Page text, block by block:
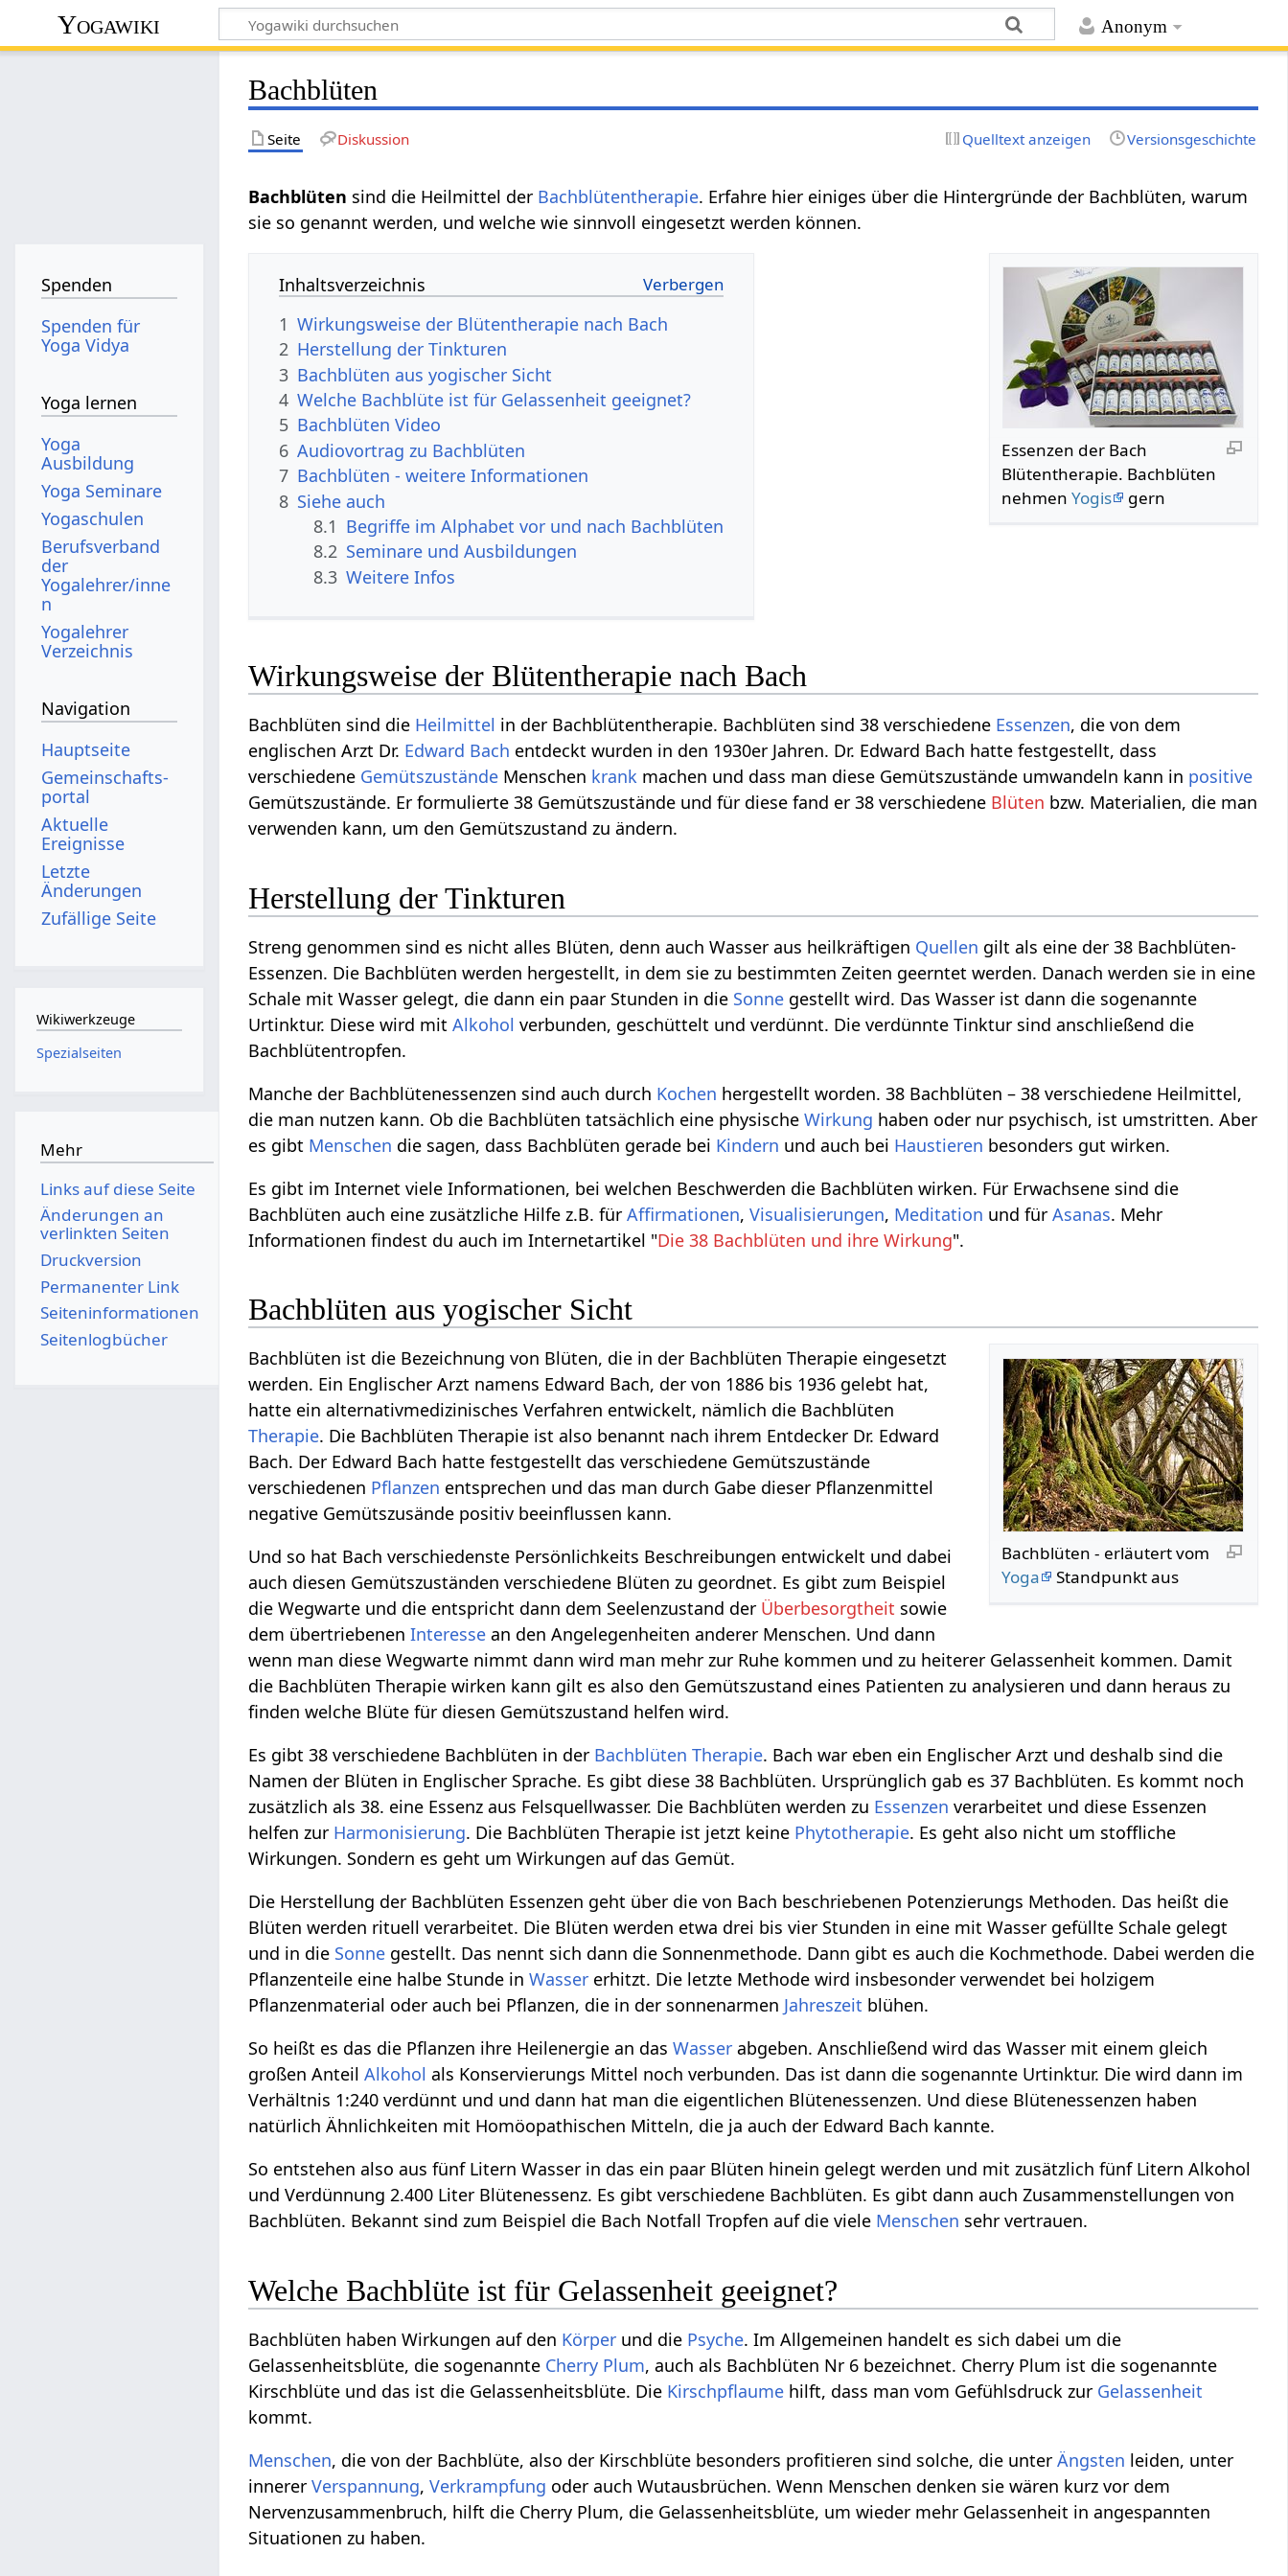
Anonym
Yogawiki
Bachblüten
Seite Diskussion Quelltext anzeigen Versionsgeschichte
Bachblüten sind die Heilmittel der Bachblütentherapie. Erfahre hier einiges über die Hintergründe der Bachblüten, warum
sie so genannt werden, und welche wie sinnvoll eingesetzt werden können.
Essenzen der Bach
Blütentherapie. Bachblüten
nehmenYogis gern
Inhaltsverzeichnis
1 Wirkungsweise der Blütentherapie nach Bach
2 Herstellung der Tinkturen
3 Bachblüten aus yogischer Sicht
4 Welche Bachblüte ist für Gelassenheit geeignet?
5 Bachblüten Video
6 Audiovortrag zu Bachblüten
7 Bachblüten - weitere Informationen
8 Siehe auch
8.1 Begriffe im Alphabet vor und nach Bachblüten
8.2 Seminare und Ausbildungen
8.3 Weitere Infos
Wirkungsweise der Blütentherapie nach Bach
Bachblüten sind die Heilmittel in der Bachblütentherapie. Bachblüten sind 38 verschiedene Essenzen, die von dem
englischen Arzt Dr. Edward Bach entdeckt wurden in den 1930er Jahren. Dr. Edward Bach hatte festgestellt, dass
verschiedene Gemütszustände Menschen krank machen und dass man diese Gemütszustände umwandeln kann in positive
Gemütszustände. Er formulierte 38 Gemütszustände und für diese fand er 38 verschiedene Blüten bzw. Materialien, die man
verwenden kann, um den Gemütszustand zu ändern.
Herstellung der Tinkturen
Streng genommen sind es nicht alles Blüten, denn auch Wasser aus heilkräftigen Quellen gilt als eine der 38 Bachblüten-
Essenzen. Die Bachblüten werden hergestellt, in dem sie zu bestimmten Zeiten geerntet werden. Danach werden sie in eine
Schale mit Wasser gelegt, die dann ein paar Stunden in die Sonne gestellt wird. Das Wasser ist dann die sogenannte
Urtinktur. Diese wird mitAlkohol verbunden, geschüttelt und verdünnt. Die verdünnte Tinktur sind anschließend die
Bachblütentropfen.
Manche der Bachblütenessenzen sind auch durch Kochen hergestellt worden. 38 Bachblüten – 38 verschiedene Heilmittel,
die man nutzen kann. Ob die Bachblüten tatsächlich eine physischeWirkung haben oder nur psychisch, ist umstritten. Aber
es gibt Menschen die sagen, dass Bachblüten gerade bei Kindern und auch bei Haustieren besonders gut wirken.
Es gibt im Internet viele Informationen, bei welchen Beschwerden die Bachblüten wirken. Für Erwachsene sind die
Bachblüten auch eine zusätzliche Hilfe z.B. fürAffirmationen,Visualisierungen, Meditation und fürAsanas. Mehr
Informationen findest du auch im Internetartikel "Die 38 Bachblüten und ihre Wirkung".
Bachblüten aus yogischer Sicht
Bachblüten - erläutert vom
Yoga
Standpunkt aus
Bachblüten ist die Bezeichnung von Blüten, die in der Bachblüten Therapie eingesetzt
werden. Ein Englischer Arzt namens Edward Bach, der von 1886 bis 1936 gelebt hat,
hatte ein alternativmedizinisches Verfahren entwickelt, nämlich die Bachblüten
Therapie. Die Bachblüten Therapie ist also benannt nach ihrem Entdecker Dr. Edward
Bach. Der Edward Bach hatte festgestellt das verschiedene Gemütszustände
verschiedenen Pflanzen entsprechen und das man durch Gabe dieser Pflanzenmittel
negative Gemütszusände positiv beeinflussen kann.
Und so hat Bach verschiedenste Persönlichkeits Beschreibungen entwickelt und dabei
auch diesen Gemütszuständen verschiedene Blüten zu geordnet. Es gibt zum Beispiel
die Wegwarte und die entspricht dann dem Seelenzustand der Überbesorgtheit sowie
dem übertriebenenInteresse an den Angelegenheiten anderer Menschen. Und dann
wenn man diese Wegwarte nimmt dann wird man mehr zur Ruhe kommen und zu heiterer Gelassenheit kommen. Damit
die Bachblüten Therapie wirken kann gilt es also den Gemütszustand eines Patienten zu analysieren und dann heraus zu
finden welche Blüte für diesen Gemütszustand helfen wird.
Es gibt 38 verschiedene Bachblüten in der Bachblüten Therapie. Bach war eben ein Englischer Arzt und deshalb sind die
Namen der Blüten in Englischer Sprache. Es gibt diese 38 Bachblüten. Ursprünglich gab es 37 Bachblüten. Es kommt noch
zusätzlich als 38. eine Essenz aus Felsquellwasser. Die Bachblüten werden zu Essenzen verarbeitet und diese Essenzen
helfen zur Harmonisierung. Die Bachblüten Therapie ist jetzt keine Phytotherapie. Es geht also nicht um stoffliche
Wirkungen. Sondern es geht um Wirkungen auf das Gemüt.
Die Herstellung der Bachblüten Essenzen geht über die von Bach beschriebenen Potenzierungs Methoden. Das heißt die
Blüten werden rituell verarbeitet. Die Blüten werden etwa drei bis vier Stunden in eine mit Wasser gefüllte Schale gelegt
und in die Sonne gestellt. Das nennt sich dann die Sonnenmethode. Dann gibt es auch die Kochmethode. Dabei werden die
Pflanzenteile eine halbe Stunde inWasser erhitzt. Die letzte Methode wird insbesonder verwendet bei holzigem
Pflanzenmaterial oder auch bei Pflanzen, die in der sonnenarmen Jahreszeit blühen.
So heißt es das die Pflanzen ihre Heilenergie an dasWasser abgeben. Anschließend wird das Wasser mit einem gleich
großen AnteilAlkohol als Konservierungs Mittel noch verbunden. Das ist dann die sogenannte Urtinktur. Die wird dann im
Verhältnis 1:240 verdünnt und und dann hat man die eigentlichen Blütenessenzen. Und diese Blütenessenzen haben
natürlich Ähnlichkeiten mit Homöopathischen Mitteln, die ja auch der Edward Bach kannte.
So entstehen also aus fünf Litern Wasser in das ein paar Blüten hinein gelegt werden und mit zusätzlich fünf Litern Alkohol
und Verdünnung 2.400 Liter Blütenessenz. Es gibt verschiedene Bachblüten. Es gibt dann auch Zusammenstellungen von
Bachblüten. Bekannt sind zum Beispiel die Bach Notfall Tropfen auf die viele Menschen sehr vertrauen.
Welche Bachblüte ist für Gelassenheit geeignet?
Bachblüten haben Wirkungen auf den Körper und die Psyche. Im Allgemeinen handelt es sich dabei um die
Gelassenheitsblüte, die sogenannte Cherry Plum, auch als Bachblüten Nr 6 bezeichnet. Cherry Plum ist die sogenannte
Kirschblüte und das ist die Gelassenheitsblüte. Die Kirschpflaume hilft, dass man vom Gefühlsdruck zur Gelassenheit
kommt.
Menschen, die von der Bachblüte, also der Kirschblüte besonders profitieren sind solche, die unterÄngsten leiden, unter
innererVerspannung,Verkrampfung oder auch Wutausbrüchen. Wenn Menschen denken sie wären kurz vor dem
Nervenzusammenbruch, hilft die Cherry Plum, die Gelassenheitsblüte, um wieder mehr Gelassenheit in angespannten
Situationen zu haben.
Spenden
Spenden für
Yoga Vidya
Yoga lernen
Yoga
Ausbildung
Yoga Seminare
Yogaschulen
Berufsverband
der
Yogalehrer/inne
n
Yogalehrer
Verzeichnis
Navigation
Hauptseite
Gemeinschafts­
portal
Aktuelle
Ereignisse
Letzte
Änderungen
Zufällige Seite
Wikiwerkzeuge
Spezialseiten
Mehr
Links auf diese Seite
Änderungen an
verlinkten Seiten
Druckversion
Permanenter Link
Seiten­­informationen
Seitenlogbücher